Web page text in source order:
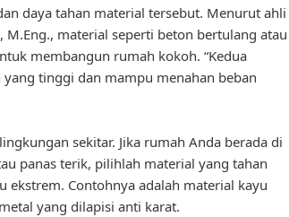
daya tahan material tersebut. Menurut ahli
M.Eng., material seperti beton bertulang atau
membangun rumah kokoh. “Kedua
tinggi dan mampu menahan beban
sekitar. Jika rumah Anda berada di
panas terik, pilihlah material yang tahan
ekstrem. Contohnya adalah material kayu
yang dilapisi anti karat.